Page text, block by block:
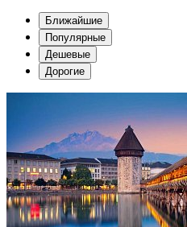
Ближайшие
Популярные
Дешевые
Дорогие